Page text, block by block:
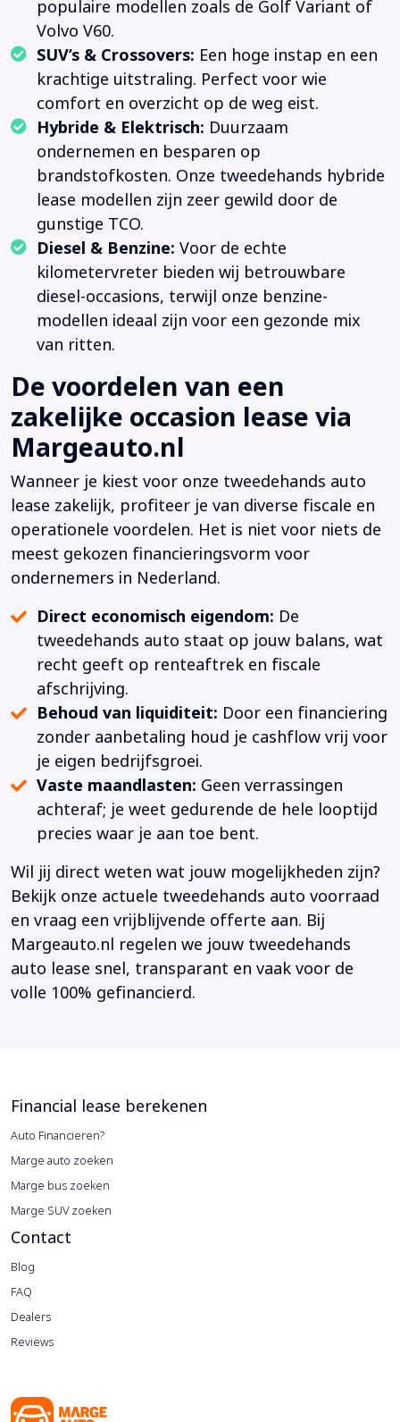
populaire modellen zoals de Golf Variant of
Volvo V60.
SUV’s & Crossovers: Een hoge instap en een
krachtige uitstraling. Perfect voor wie
comfort en overzicht op de weg eist.
Hybride & Elektrisch: Duurzaam
ondernemen en besparen op
brandstofkosten. Onze tweedehands hybride
lease modellen zijn zeer gewild door de
gunstige TCO.
Diesel & Benzine: Voor de echte
kilometervreter bieden wij betrouwbare
diesel-occasions, terwijl onze benzine-
modellen ideaal zijn voor een gezonde mix
van ritten.
De voordelen van een
zakelijke occasion lease via
Margeauto.nl
Wanneer je kiest voor onze tweedehands auto
lease zakelijk, profiteer je van diverse fiscale en
operationele voordelen. Het is niet voor niets de
meest gekozen financieringsvorm voor
ondernemers in Nederland.
Direct economisch eigendom: De
tweedehands auto staat op jouw balans, wat
recht geeft op renteaftrek en fiscale
afschrijving.
Behoud van liquiditeit: Door een financiering
zonder aanbetaling houd je cashflow vrij voor
je eigen bedrijfsgroei.
Vaste maandlasten: Geen verrassingen
achteraf; je weet gedurende de hele looptijd
precies waar je aan toe bent.
Wil jij direct weten wat jouw mogelijkheden zijn?
Bekijk onze actuele tweedehands auto voorraad
en vraag een vrijblijvende offerte aan. Bij
Margeauto.nl regelen we jouw tweedehands
auto lease snel, transparant en vaak voor de
volle 100% gefinancierd.
Financial lease berekenen
Auto Financieren?
Marge auto zoeken
Marge bus zoeken
Marge SUV zoeken
Contact
Blog
FAQ
Dealers
Reviews